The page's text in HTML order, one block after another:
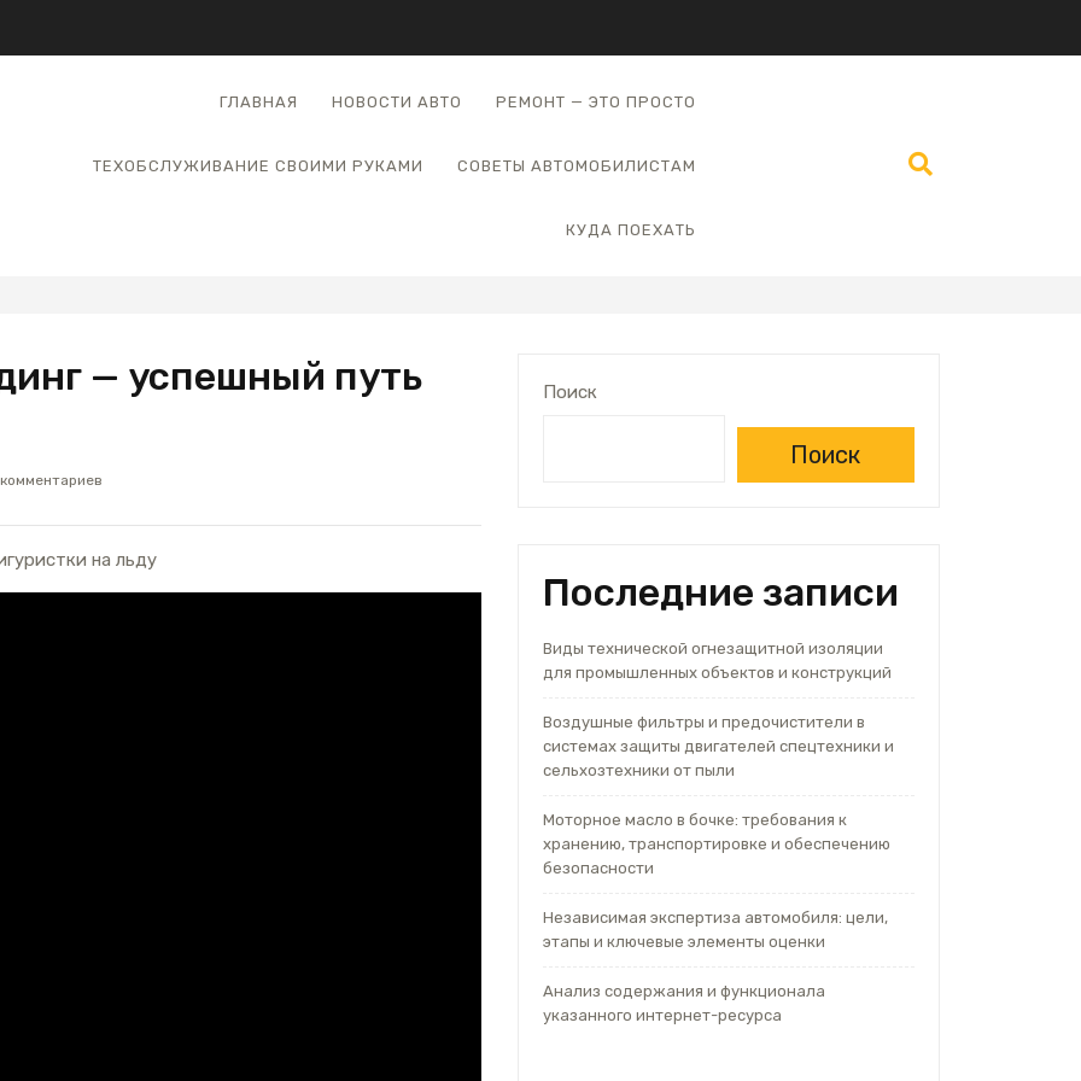
ГЛАВНАЯ НОВОСТИ АВТО РЕМОНТ — ЭТО ПРОСТО
ТЕХОБСЛУЖИВАНИЕ СВОИМИ РУКАМИ СОВЕТЫ АВТОМОБИЛИСТАМ
КУДА ПОЕХАТЬ
— успешный путь
Поиск
Поиск
Последние записи
Виды технической огнезащитной изоляции
для промышленных объектов и конструкций
Воздушные фильтры и предочистители в
системах защиты двигателей спецтехники и
сельхозтехники от пыли
Моторное масло в бочке: требования к
хранению, транспортировке и обеспечению
безопасности
Независимая экспертиза автомобиля: цели,
этапы и ключевые элементы оценки
Анализ содержания и функционала
указанного интернет-ресурса